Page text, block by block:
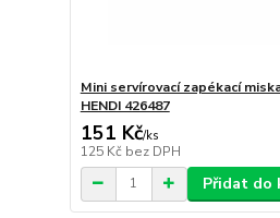
Mini servírovací zapékací
HENDI 426487
151 Kč/ks
125 Kč bez DPH
Přidat do